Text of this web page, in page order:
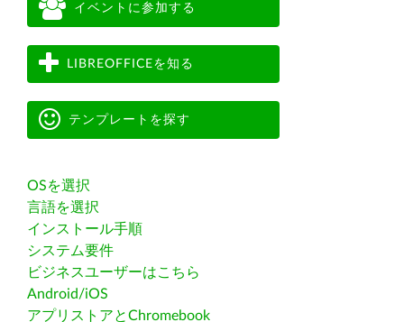
イベントに参加する
LIBREOFFICEを知る
テンプレートを探す
OSを選択
言語を選択
インストール手順
システム要件
ビジネスユーザーはこちら
Android/iOS
アプリストアとChromebook